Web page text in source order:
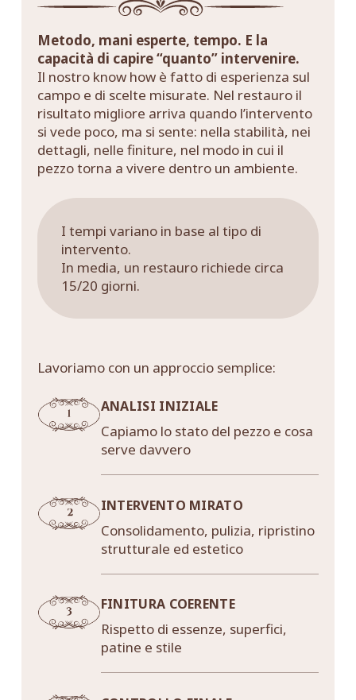
Metodo, mani esperte, tempo. E la
capacità di capire “quanto” intervenire.
Il nostro know how è fatto di esperienza sul
campo e di scelte misurate. Nel restauro il
risultato migliore arriva quando l’intervento
si vede poco, ma si sente: nella stabilità, nei
dettagli, nelle finiture, nel modo in cui il
pezzo torna a vivere dentro un ambiente.
I tempi variano in base al tipo di
intervento.
In media, un restauro richiede circa
15/20 giorni.
Lavoriamo con un approccio semplice:
ANALISI INIZIALE
Capiamo lo stato del pezzo e cosa
serve davvero
INTERVENTO MIRATO
Consolidamento, pulizia, ripristino
strutturale ed estetico
FINITURA COERENTE
Rispetto di essenze, superfici,
patine e stile